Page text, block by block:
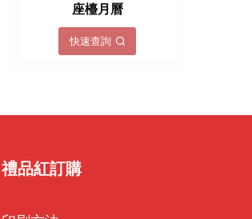
座檯月曆
快速查詢
禮品紅訂購